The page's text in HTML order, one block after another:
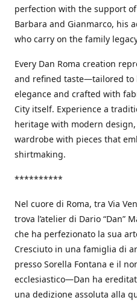
perfection with the support
Barbara and Gianmarco, his
who carry on the family
Every Dan Roma creation
and refined taste—tailored
elegance and crafted with
City itself. Experience a
heritage with modern
wardrobe with pieces that
shirtmaking.
**********
Nel cuore di Roma, tra Via
trova l’atelier di Dario “Dan”
che ha perfezionato la sua
Cresciuto in una famiglia di
presso Sorella Fontana e il
ecclesiastico—Dan ha
una dedizione assoluta alla